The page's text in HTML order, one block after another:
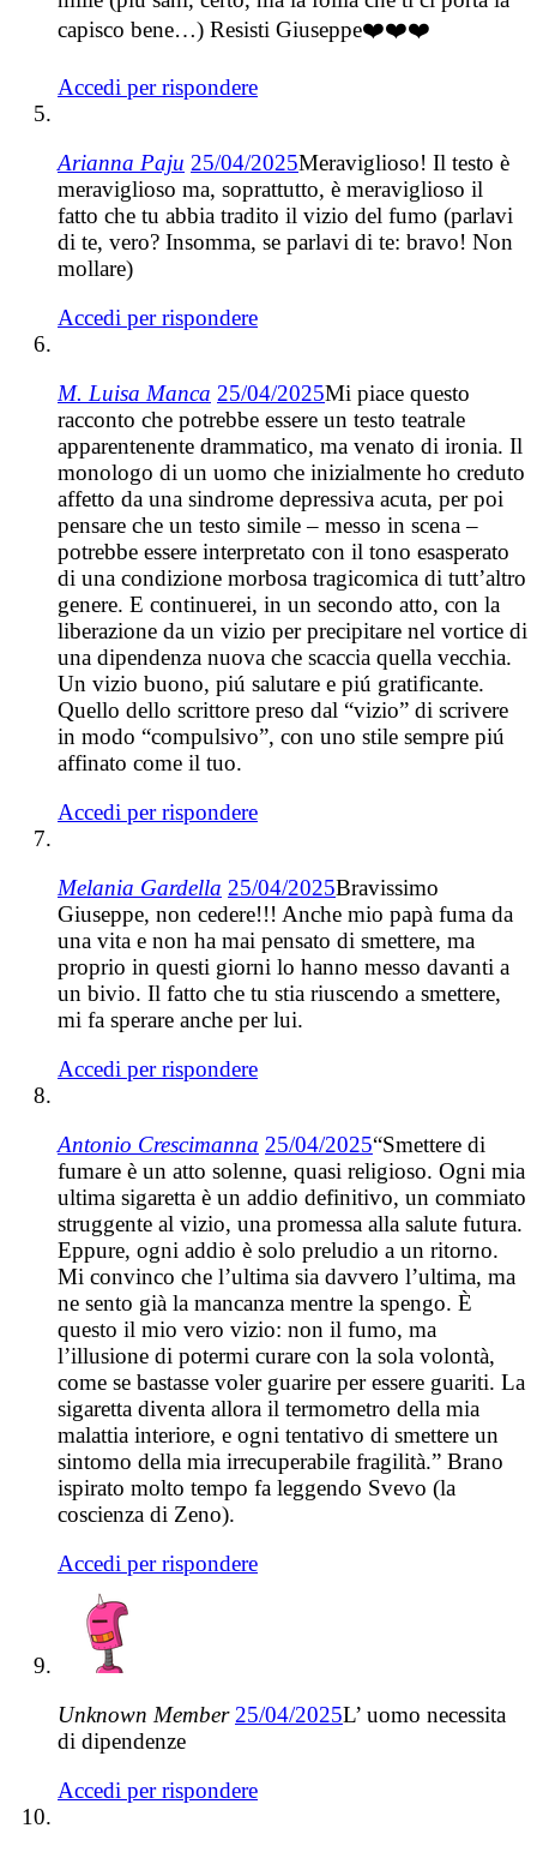
capisco bene…) Resisti Giuseppe❤️❤️❤️
Accedi per rispondere
Arianna Paju 25/04/2025Meraviglioso! Il testo è
meraviglioso ma, soprattutto, è meraviglioso il
fatto che tu abbia tradito il vizio del fumo (parlavi
di te, vero? Insomma, se parlavi di te: bravo! Non
mollare)
Accedi per rispondere
M. Luisa Manca 25/04/2025Mi piace questo
racconto che potrebbe essere un testo teatrale
apparentenente drammatico, ma venato di ironia. Il
monologo di un uomo che inizialmente ho creduto
affetto da una sindrome depressiva acuta, per poi
pensare che un testo simile – messo in scena –
potrebbe essere interpretato con il tono esasperato
di una condizione morbosa tragicomica di tutt’altro
genere. E continuerei, in un secondo atto, con la
liberazione da un vizio per precipitare nel vortice di
una dipendenza nuova che scaccia quella vecchia.
Un vizio buono, piú salutare e piú gratificante.
Quello dello scrittore preso dal “vizio” di scrivere
in modo “compulsivo”, con uno stile sempre piú
affinato come il tuo.
Accedi per rispondere
Melania Gardella 25/04/2025Bravissimo
Giuseppe, non cedere!!! Anche mio papà fuma da
una vita e non ha mai pensato di smettere, ma
proprio in questi giorni lo hanno messo davanti a
un bivio. Il fatto che tu stia riuscendo a smettere,
mi fa sperare anche per lui.
Accedi per rispondere
Antonio Crescimanna 25/04/2025“Smettere di
fumare è un atto solenne, quasi religioso. Ogni mia
ultima sigaretta è un addio definitivo, un commiato
struggente al vizio, una promessa alla salute futura.
Eppure, ogni addio è solo preludio a un ritorno.
Mi convinco che l’ultima sia davvero l’ultima, ma
ne sento già la mancanza mentre la spengo. È
questo il mio vero vizio: non il fumo, ma
l’illusione di potermi curare con la sola volontà,
come se bastasse voler guarire per essere guariti. La
sigaretta diventa allora il termometro della mia
malattia interiore, e ogni tentativo di smettere un
sintomo della mia irrecuperabile fragilità.” Brano
ispirato molto tempo fa leggendo Svevo (la
coscienza di Zeno).
Accedi per rispondere
Unknown Member 25/04/2025L’ uomo necessita
di dipendenze
Accedi per rispondere